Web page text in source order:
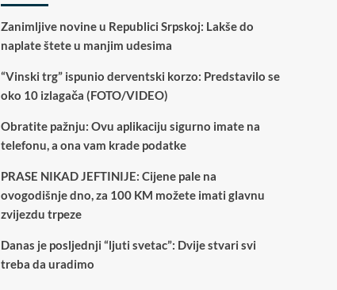
Zanimljive novine u Republici Srpskoj: Lakše do
naplate štete u manjim udesima
“Vinski trg” ispunio derventski korzo: Predstavilo se
oko 10 izlagača (FOTO/VIDEO)
Obratite pažnju: Ovu aplikaciju sigurno imate na
telefonu, a ona vam krade podatke
PRASE NIKAD JEFTINIJE: Cijene pale na
ovogodišnje dno, za 100 KM možete imati glavnu
zvijezdu trpeze
Danas je posljednji “ljuti svetac”: Dvije stvari svi
treba da uradimo